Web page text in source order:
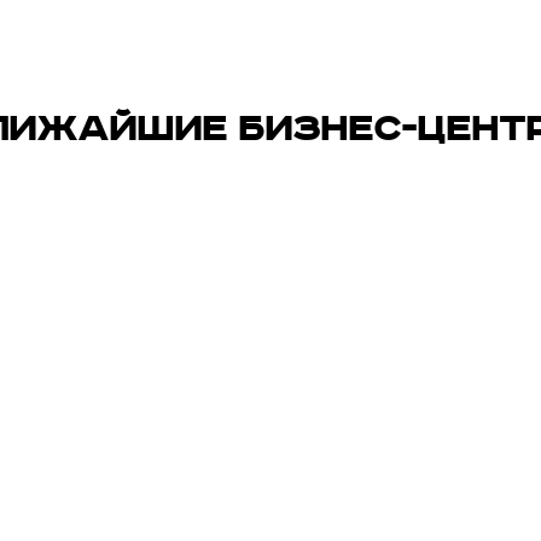
БИЗНЕС-